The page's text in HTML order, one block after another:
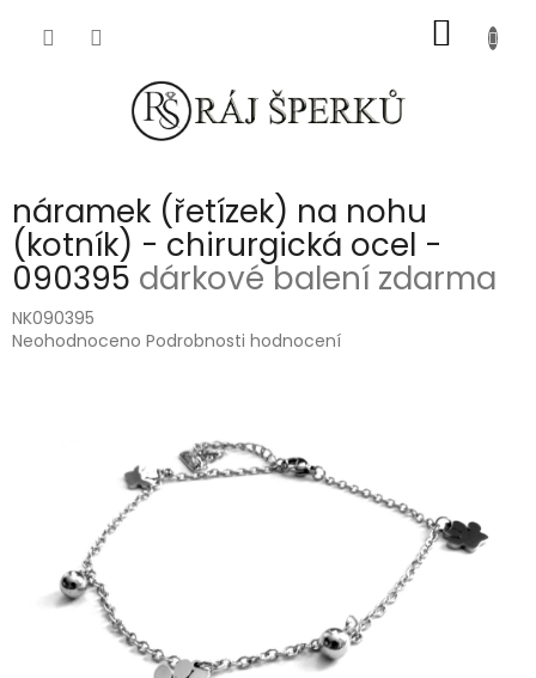
KOŠÍK
náramek (řetízek) na nohu
(kotník) - chirurgická ocel -
090395 dárkové balení zdarma
NK090395
Průměrné
Neohodnoceno Podrobnosti hodnocení